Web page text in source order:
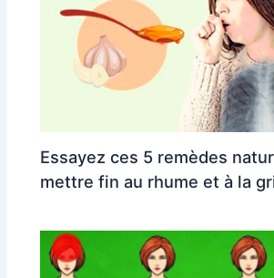
Essayez ces 5 remèdes
mettre fin au rhume et à la